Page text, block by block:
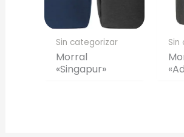
Sin categorizar
Morral
«Singapur»